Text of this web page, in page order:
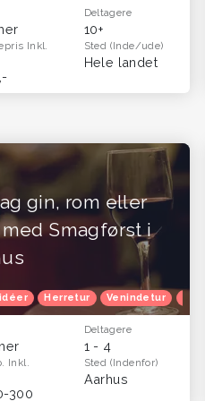
Deltagere
10+
Inkl.
Sted (Inde/ude)
Hele landet
Efterårferie
gin, rom eller
Smagførst i
Herretur Venindetur
Deltagere
1 - 4
Inkl.
300
Sted (Indenfor)
Aarhus